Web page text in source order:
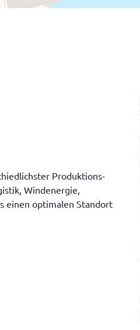
Produktions-
Windenergie,
einen optimalen Standort